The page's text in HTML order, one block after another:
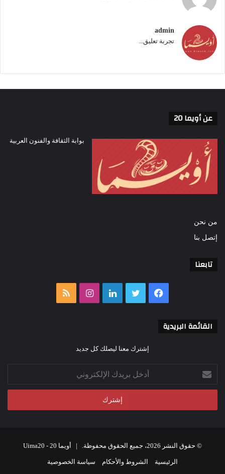
admin
تجربة تعليق...
عن أويما 20
بوابة الثقافة والفنون العربية
من نحن
إتصل بنا
تابعنا
فيسبوك تويتر لينكدإن انستقرام
القائمة البريدية
إشترك معنا ليصلك كل جديد
أدخل
بريدك
الإلكتروني
© حقوق النشر 2026، جميع الحقوق محفوظة. | أويما 20 - Uima20
الرئيسية الشروط والأحكام سياسة الخصوصية